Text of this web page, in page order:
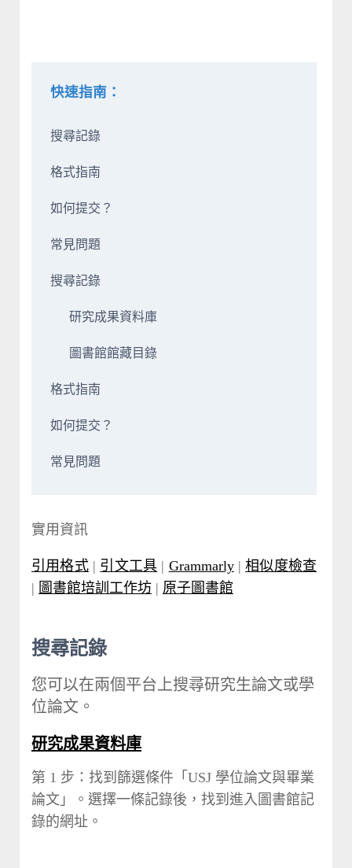
快速指南：
搜尋記錄
格式指南
如何提交？
常見問題
搜尋記錄
研究成果資料庫
圖書館館藏目錄
格式指南
如何提交？
常見問題
實用資訊
引用格式| 引文工具 | Grammarly|相似度檢查
| 圖書館培訓工作坊 | 原子圖書館
搜尋記錄
您可以在兩個平台上搜尋研究生論文或學
位論文。
研究成果資料庫
第 1 步：找到篩選條件「USJ 學位論文與畢業
論文」。選擇一條記錄後，找到進入圖書館記
錄的網址。